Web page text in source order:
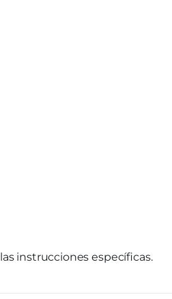
instrucciones específicas.